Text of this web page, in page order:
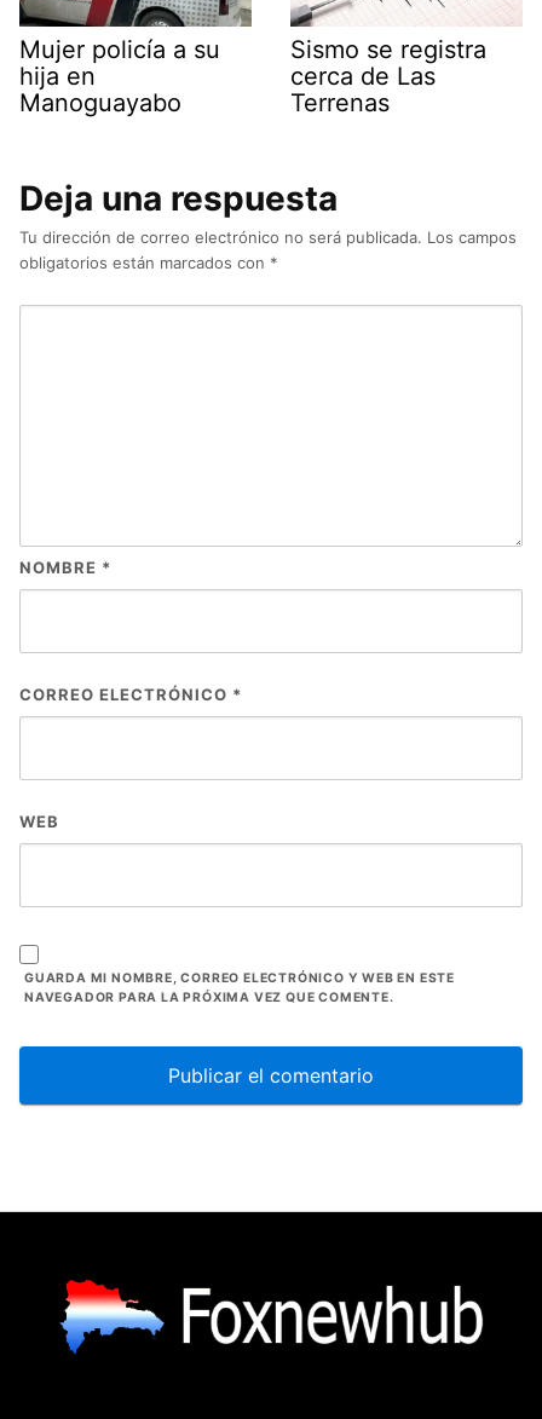
Mujer policía a su
hija en
Manoguayabo
Sismo se registra
cerca de Las
Terrenas
Deja una respuesta
Tu dirección de correo electrónico no será publicada. Los campos
obligatorios están marcados con *
NOMBRE *
CORREO ELECTRÓNICO *
WEB
GUARDA MI NOMBRE, CORREO ELECTRÓNICO Y WEB EN ESTE
NAVEGADOR PARA LA PRÓXIMA VEZ QUE COMENTE.